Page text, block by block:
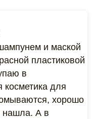
и маской
пластиковой
в
для
хорошо
нашла. А в